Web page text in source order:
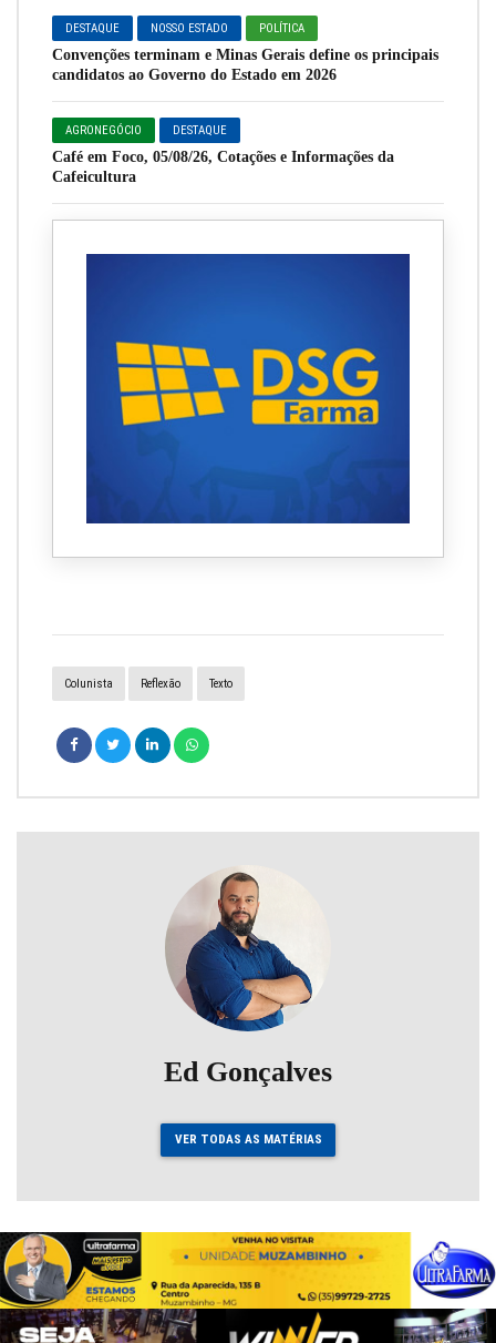
DESTAQUE NOSSO ESTADO POLÍTICA
Convenções terminam e Minas Gerais define os principais
candidatos ao Governo do Estado em 2026
AGRONEGÓCIO DESTAQUE
Café em Foco, 05/08/26, Cotações e Informações da
Cafeicultura
Colunista Reflexão Texto
Ed Gonçalves
VER TODAS AS MATÉRIAS